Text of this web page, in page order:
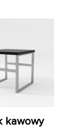
kawowy